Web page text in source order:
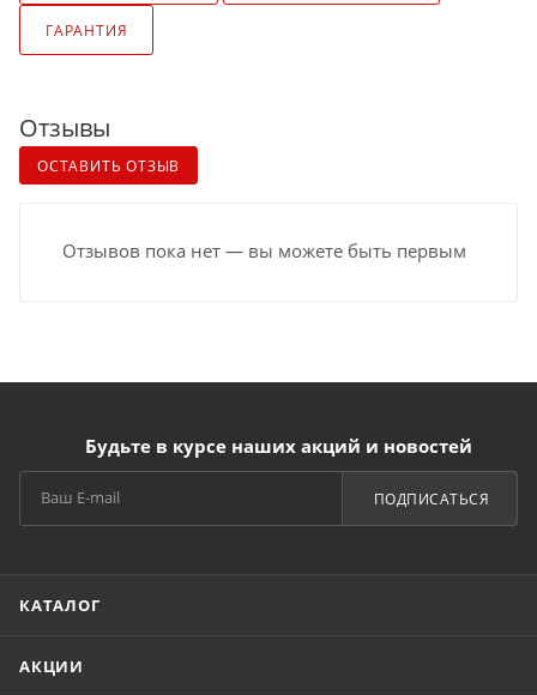
ГАРАНТИЯ
Отзывы
ОСТАВИТЬ ОТЗЫВ
Отзывов пока нет — вы можете быть первым
Будьте в курсе наших акций и новостей
ПОДПИСАТЬСЯ
КАТАЛОГ
АКЦИИ